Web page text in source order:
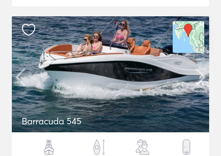
Barracuda 545